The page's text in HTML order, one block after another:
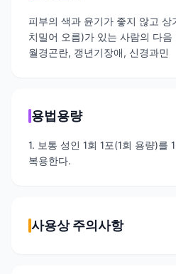
피부의 색과 윤기가 좋지 않고 상
치밀어 오름)가 있는 사람의 다음
월경곤란, 갱년기장애, 신경과민
용법용량
1. 보통 성인 1회 1포(1회 용량)를
복용한다.
사용상 주의사항